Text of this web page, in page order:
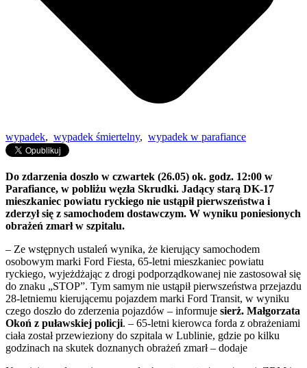
wypadek, wypadek śmiertelny, wypadek w parafiance
Do zdarzenia doszło w czwartek (26.05) ok. godz. 12:00 w
Parafiance, w pobliżu węzła Skrudki. Jadący starą DK-17
mieszkaniec powiatu ryckiego nie ustąpił pierwszeństwa i
zderzył się z samochodem dostawczym. W wyniku poniesionych
obrażeń zmarł w szpitalu.
– Ze wstępnych ustaleń wynika, że kierujący samochodem
osobowym marki Ford Fiesta, 65-letni mieszkaniec powiatu
ryckiego, wyjeżdżając z drogi podporządkowanej nie zastosował się
do znaku „STOP”. Tym samym nie ustąpił pierwszeństwa przejazdu
28-letniemu kierującemu pojazdem marki Ford Transit, w wyniku
czego doszło do zderzenia pojazdów – informuje sierż. Małgorzata
Okoń z puławskiej policji. – 65-letni kierowca forda z obrażeniami
ciała został przewieziony do szpitala w Lublinie, gdzie po kilku
godzinach na skutek doznanych obrażeń zmarł – dodaje